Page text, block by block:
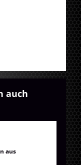
auch
aus